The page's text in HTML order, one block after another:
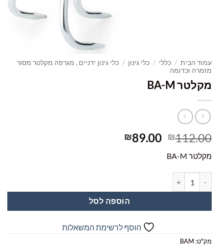
עמוד הבית כללי כלי גינון
כלי גינון ידניים , מגרפה מקלטר מסור
מזמרה וכדומה
מקלטר BA-M
₪112.00
המחיר₪89.00 המחיר
מקלטר BA-M
הוספה לסל
הוסף לרשימת המשאלות
מק"ט:BAM